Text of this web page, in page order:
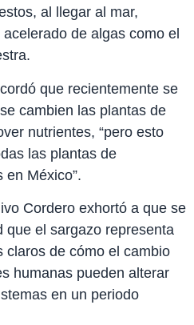
al llegar al mar,
de algas como el
que recientemente se
cambien las plantas de
nutrientes, “pero esto
las plantas de
en México”.
Cordero exhortó a que se
que el sargazo representa
claros de cómo el cambio
humanas pueden alterar
en un periodo